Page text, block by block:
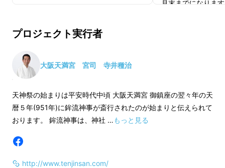
130万人もの人が訪れる夏祭です。千年以上も
きました。
月末までになりま
プロジェクト実行者
大阪天満宮 宮司 寺井種治
天神祭の始まりは平安時代中頃 大阪天満宮 御鎮座の翌々年の天
暦５年(951年)に鉾流神事が斎行されたのが始まりと伝えられて
おります。 鉾流神事は、神社 …もっと見る
http://www.tenjinsan.com/